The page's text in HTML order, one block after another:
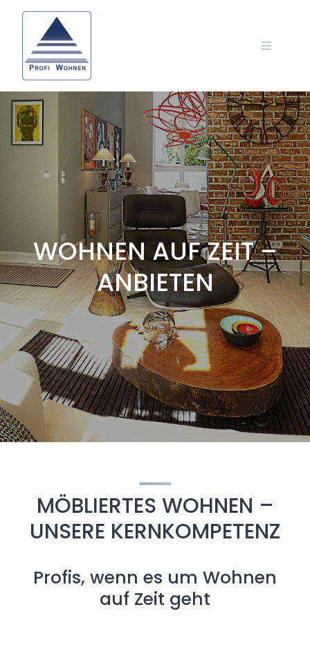
WOHNEN AUF ZEIT –
ANBIETEN
MÖBLIERTES WOHNEN –
UNSERE KERNKOMPETENZ
Profis, wenn es um Wohnen
auf Zeit geht